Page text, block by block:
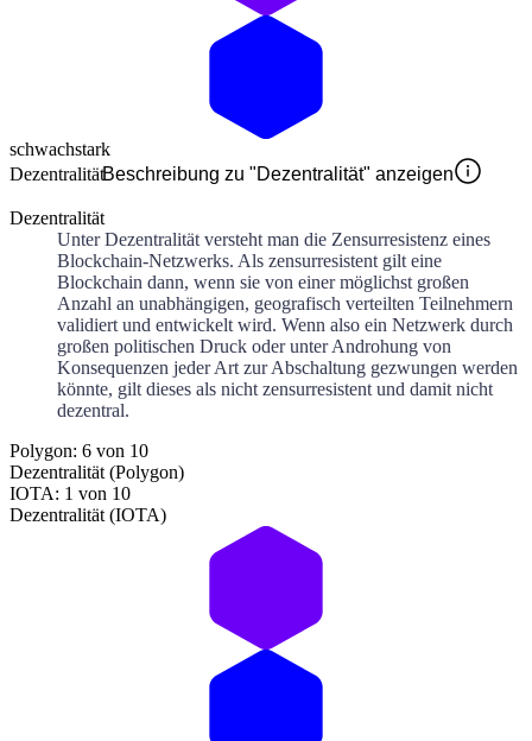
schwachstark
DezentralitätBeschreibung zu "Dezentralität" anzeigen
Dezentralität
Unter Dezentralität versteht man die Zensurresistenz eines
Blockchain-Netzwerks. Als zensurresistent gilt eine
Blockchain dann, wenn sie von einer möglichst großen
Anzahl an unabhängigen, geografisch verteilten Teilnehmern
validiert und entwickelt wird. Wenn also ein Netzwerk durch
großen politischen Druck oder unter Androhung von
Konsequenzen jeder Art zur Abschaltung gezwungen werden
könnte, gilt dieses als nicht zensurresistent und damit nicht
dezentral.
Polygon: 6 von 10
Dezentralität (Polygon)
IOTA: 1 von 10
Dezentralität (IOTA)